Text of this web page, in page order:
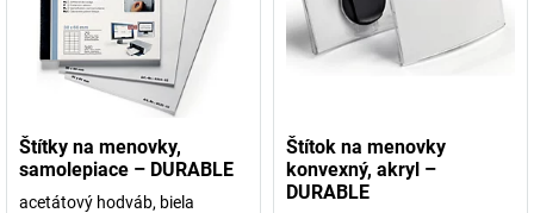
Štítky na menovky,
samolepiace – DURABLE
acetátový hodváb, biela
Štítok na menovky
konvexný, akryl –
DURABLE